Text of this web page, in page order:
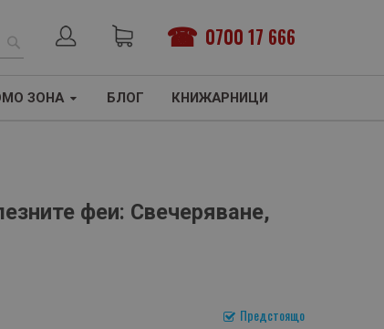
0700 17 666
ТЪРСЕНЕ
ЗОНА БЛОГ КНИЖАРНИЦИ
феи: Свечеряване,
Предстоящо